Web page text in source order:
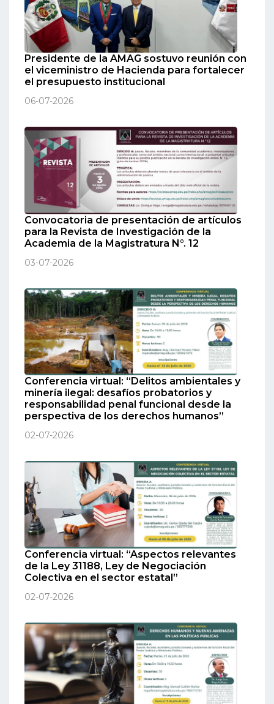
Presidente de la AMAG sostuvo reunión con
el viceministro de Hacienda para fortalecer
el presupuesto institucional
06-07-2026
Convocatoria de presentación de artículos
para la Revista de Investigación de la
Academia de la Magistratura N°. 12
03-07-2026
Conferencia virtual: “Delitos ambientales y
minería ilegal: desafíos probatorios y
responsabilidad penal funcional desde la
perspectiva de los derechos humanos”
02-07-2026
Conferencia virtual: “Aspectos relevantes
de la Ley 31188, Ley de Negociación
Colectiva en el sector estatal”
02-07-2026